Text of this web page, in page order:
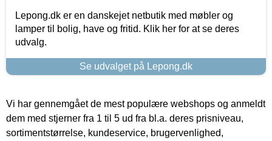
Lepong.dk er en danskejet netbutik med møbler og
lamper til bolig, have og fritid. Klik her for at se deres
udvalg.
Se udvalget på Lepong.dk
Vi har gennemgået de mest populære webshops og anmeldt
dem med stjerner fra 1 til 5 ud fra bl.a. deres prisniveau,
sortimentstørrelse, kundeservice, brugervenlighed,